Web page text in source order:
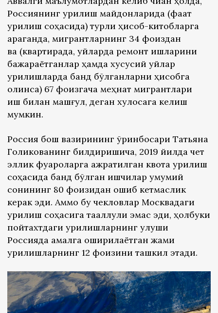
Россиянинг қурилиш майдонларида (фақат
қурилиш соҳасида) турли ҳисоб-китобларга
қараганда, мигрантларнинг 34 фоиздан
ва (квартирада, уйларда ремонт ишларини
бажараётганлар ҳамда хусусий уйлар
қурилишларда банд бўлганларни ҳисобга
олинса) 67 фоизгача меҳнат мигрантлари
иш билан машғул, деган хулосага келиш
мумкин.
Россия бош вазирининг ўринбосари Татьяна
Голикованинг билдиришича, 2019 йилда чет
эллик фуқароларга ажратилган квота қурилиш
соҳасида банд бўлган ишчилар умумий
сонининг 80 фоизидан ошиб кетмаслик
керак эди. Аммо бу чекловлар Москвадаги
қурилиш соҳасига тааллуқли эмас эди, ҳолбуки
пойтахтдаги қурилишларнинг улуши
Россияда амалга оширилаётган жами
қурилишларнинг 12 фоизини ташкил этади.